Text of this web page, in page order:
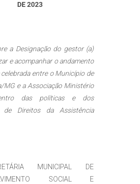
DE 2023
a Designação do gestor (a)
e acompanhar o andamento
celebrada entre o Município de
MG e a Associação Ministério
das políticas e dos
de Direitos da Assistência
MUNICIPAL DE
SOCIAL E